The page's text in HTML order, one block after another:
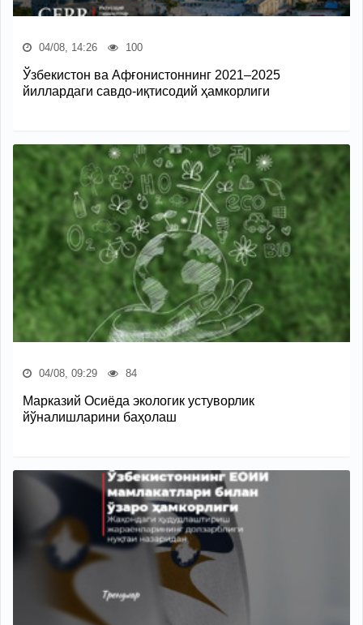
04/08, 14:26 100
Ўзбекистон ва Афғонистоннинг 2021–2025
йиллардаги савдо-иқтисодий ҳамкорлиги
04/08, 09:29 84
Марказий Осиёда экологик устуворлик
йўналишларини баҳолаш